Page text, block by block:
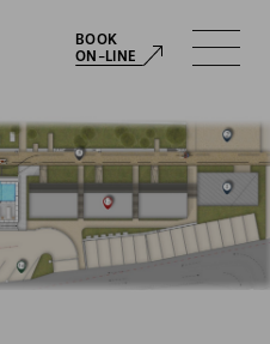
BOOK
ON-LINE
ITA
ITA ENG